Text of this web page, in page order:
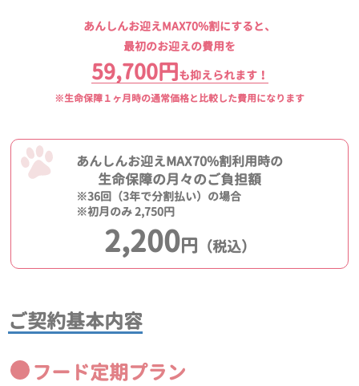
あんしんお迎えMAX70%割にすると、
最初のお迎えの費用を
59,700円も抑えられます！
※生命保障１ヶ月時の通常価格と比較した費用になります
あんしんお迎えMAX70%割利用時の
生命保障の月々のご負担額
※36回（3年で分割払い）の場合
※初月のみ 2,750円
2,200円 （税込）
ご契約基本内容
フード定期プラン